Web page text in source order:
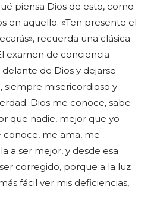
piensa Dios de esto, como
en aquello. «Ten presente el
recuerda una clásica
examen de conciencia
de Dios y dejarse
siempre misericordioso y
Dios me conoce, sabe
que nadie, mejor que yo
conoce, me ama, me
a ser mejor, y desde esa
corregido, porque a la luz
fácil ver mis deficiencias,